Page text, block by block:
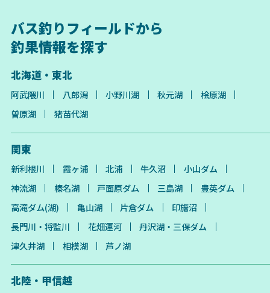
バス釣りフィールドから
釣果情報を探す
北海道・東北
阿武隈川 八郎潟 小野川湖 秋元湖
桧原湖
曽原湖
猪苗代湖
関東
新利根川 霞ヶ浦 北浦 牛久沼
小山ダム
神流湖
榛名湖 戸面原ダム 三島湖
豊英ダム
高滝ダム(湖)
亀山湖 片倉ダム
印旛沼
長門川・将監川
花畑運河
丹沢湖・三保ダム
津久井湖
相模湖 芦ノ湖
北陸・甲信越